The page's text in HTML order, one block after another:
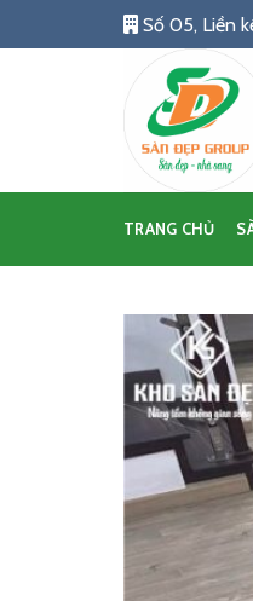
to
Số 05, Liền
TRANG CHỦ